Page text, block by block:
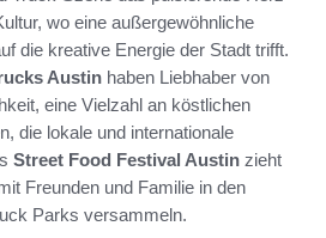
wo eine außergewöhnliche
die kreative Energie der Stadt trifft.
Austin haben Liebhaber von
eine Vielzahl an köstlichen
die lokale und internationale
Street Food Festival Austin zieht
Freunden und Familie in den
Parks versammeln.